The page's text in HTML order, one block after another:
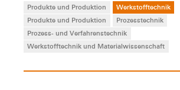
Produkte und Produktion
Werkstofftechnik
Produkte und Produktion
Prozesstechnik
Prozess- und Verfahrenstechnik
Werkstofftechnik und Materialwissenschaft